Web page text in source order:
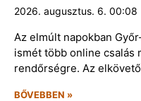
2026. augusztus. 6. 00:08
Az elmúlt napokban
ismét több online csalás
rendőrségre. Az
BŐVEBBEN »